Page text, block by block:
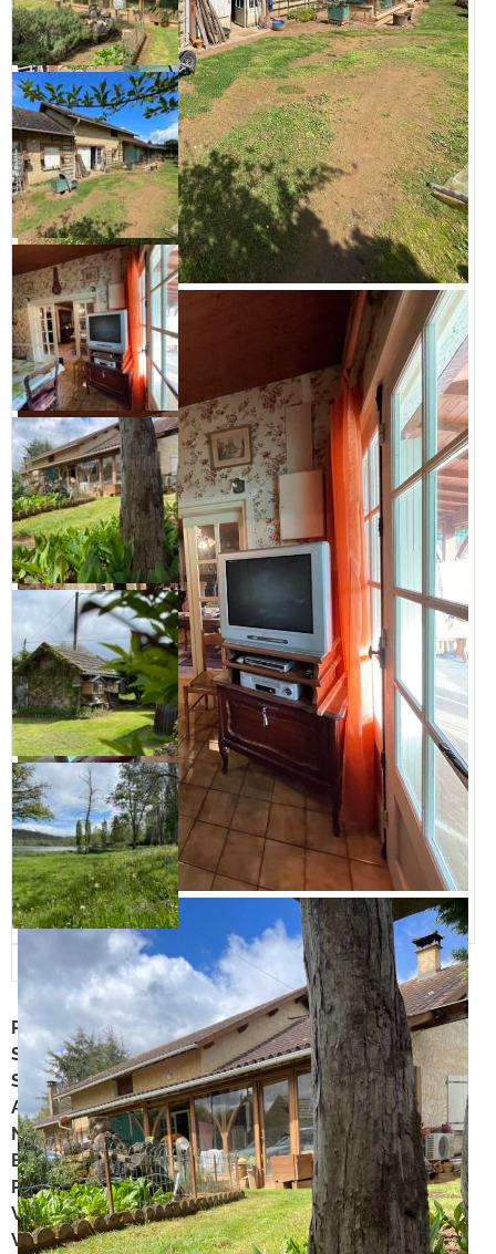
Ref annonce
1754
Superficie: 93 m²
Surface du terrain: 8500 m²
Année de construction: 1988
Numéro de mandat: 1VO46
Bouquet: 51 130 €
Rente viagère mensuelle: 671 €
Valeur vénale: 159 000 €
Vendeur(s): Un homme de 85 ans